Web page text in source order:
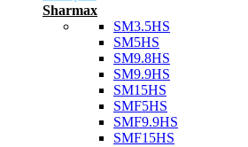
Sharmax
SM3.5HS
SM5HS
SM9.8HS
SM9.9HS
SM15HS
SMF5HS
SMF9.9HS
SMF15HS